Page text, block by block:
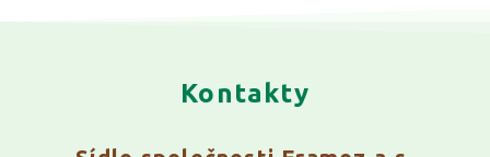
Kontakty